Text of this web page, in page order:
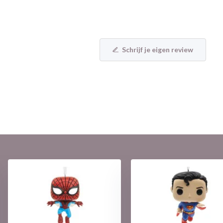
Schrijf je eigen review